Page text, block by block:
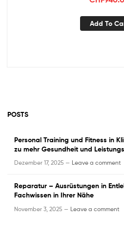
Add To
POSTS
Personal Training und Fitness in
zu mehr Gesundheit und
Dezember 17, 2025 — Leave a comment
Reparatur – Ausrüstungen in
Fachwissen in Ihrer Nähe
November 3, 2025 — Leave a comment